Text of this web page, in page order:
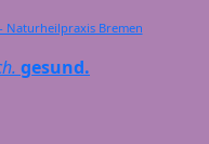
Naturheilpraxis Bremen
gesund.